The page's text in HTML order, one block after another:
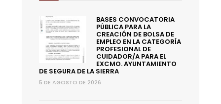
BASES CONVOCATORIA
PÚBLICA PARA LA
CREACIÓN DE BOLSA DE
EMPLEO EN LA CATEGORÍA
PROFESIONAL DE
CUIDADOR/A PARA EL
EXCMO. AYUNTAMIENTO
DE SEGURA DE LA SIERRA
5 DE AGOSTO DE 2026